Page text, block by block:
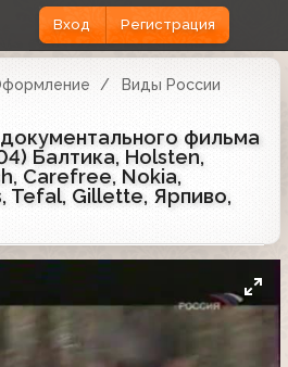
Вход Регистрация
Виды России
фильма
Балтика, Holsten,
Carefree, Nokia,
Tefal, Gillette, Ярпиво,